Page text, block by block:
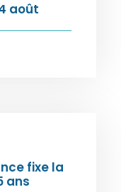
août
fixe la
ans